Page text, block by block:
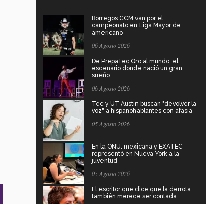
Borregos CCM van por el
campeonato en Liga Mayor de
americano
06 Agosto 2026
De PrepaTec Qro al mundo: el
escenario donde nació un gran
sueño
06 Agosto 2026
Tec y UT Austin buscan "devolver la
voz" a hispanohablantes con afasia
05 Agosto 2026
En la ONU: mexicana y EXATEC
representó en Nueva York a la
juventud
05 Agosto 2026
El escritor que dice que la derrota
también merece ser contada